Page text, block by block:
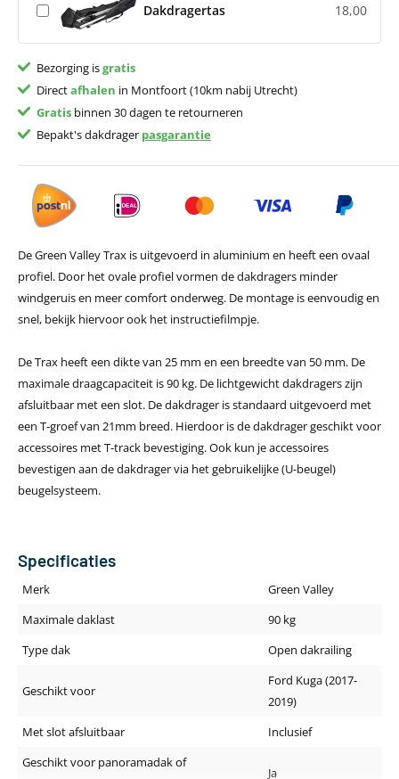
Dakdragertas 18,00
Bezorging isgratis
Directafhalen in Montfoort (10km nabij Utrecht)
Gratisbinnen 30 dagen te retourneren
Bepakt's dakdrager pasgarantie
De Green Valley Trax is uitgevoerd in aluminium en heeft een ovaal
profiel. Door het ovale profiel vormen de dakdragers minder
windgeruis en meer comfort onderweg. De montage is eenvoudig en
snel, bekijk hiervoor ook het instructiefilmpje.
De Trax heeft een dikte van 25 mm en een breedte van 50 mm. De
maximale draagcapaciteit is 90 kg. De lichtgewicht dakdragers zijn
afsluitbaar met een slot. De dakdrager is standaard uitgevoerd met
een T-groef van 21mm breed. Hierdoor is de dakdrager geschikt voor
accessoires met T-track bevestiging. Ook kun je accessoires
bevestigen aan de dakdrager via het gebruikelijke (U-beugel)
beugelsysteem.
Specificaties
Merk
Green Valley
Maximale daklast
90 kg
Type dak
Open dakrailing
Geschikt voor
Ford Kuga (2017-
2019)
Met slot afsluitbaar
Inclusief
Geschikt voor panoramadak of
Ja